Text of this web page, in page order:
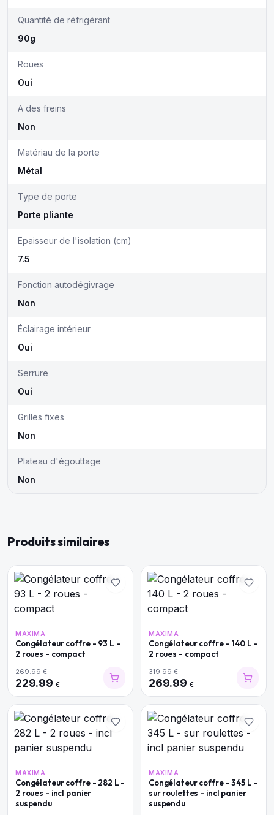
Quantité de réfrigérant
90g
Roues
Oui
A des freins
Non
Matériau de la porte
Métal
Type de porte
Porte pliante
Epaisseur de l'isolation (cm)
7.5
Fonction autodégivrage
Non
Éclairage intérieur
Oui
Serrure
Oui
Grilles fixes
Non
Plateau d'égouttage
Non
Produits similaires
MAXIMA
Congélateur coffre - 93 L -
2 roues - compact
269.99€
229.99 €
MAXIMA
Congélateur coffre - 140 L -
2 roues - compact
319.99€
269.99 €
MAXIMA
Congélateur coffre - 282 L -
2 roues - incl panier
suspendu
MAXIMA
Congélateur coffre - 345 L -
sur roulettes - incl panier
suspendu